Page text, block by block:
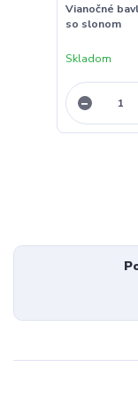
Vianočné
so slonom
Skladom